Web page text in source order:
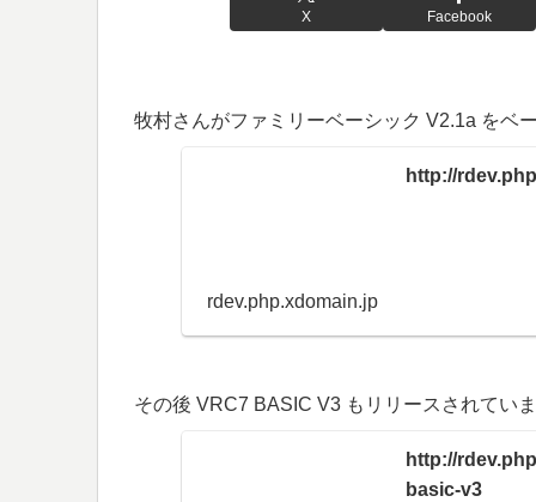
X Facebook
牧村さんがファミリーベーシック V2.1a をベ
http://
rdev.php.xdomain.jp
その後 VRC7 BASIC V3 もリリースされてい
http://
basic-v3